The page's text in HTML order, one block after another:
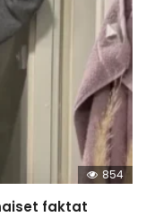
854
faktat